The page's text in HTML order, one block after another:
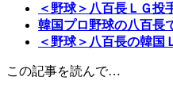
＜野球＞八百長ＬＧ
韓国プロ野球の八百長
＜野球＞八百長の韓国
この記事を読んで…